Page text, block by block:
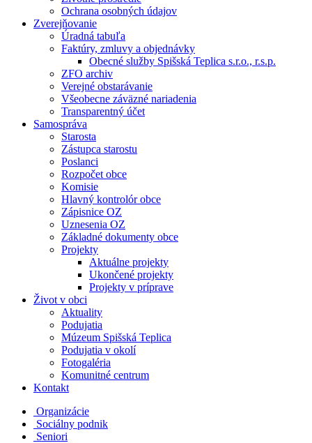
Ochrana osobných údajov
Zverejňovanie
Úradná tabuľa
Faktúry, zmluvy a objednávky
Obecné služby Spišská Teplica s.r.o., r.s.p.
ZFO archiv
Verejné obstarávanie
Všeobecne záväzné nariadenia
Transparentný účet
Samospráva
Starosta
Zástupca starostu
Poslanci
Rozpočet obce
Komisie
Hlavný kontrolór obce
Zápisnice OZ
Uznesenia OZ
Základné dokumenty obce
Projekty
Aktuálne projekty
Ukončené projekty
Projekty v príprave
Život v obci
Aktuality
Podujatia
Múzeum Spišská Teplica
Podujatia v okolí
Fotogaléria
Komunitné centrum
Kontakt
Organizácie
Sociálny podnik
Seniori